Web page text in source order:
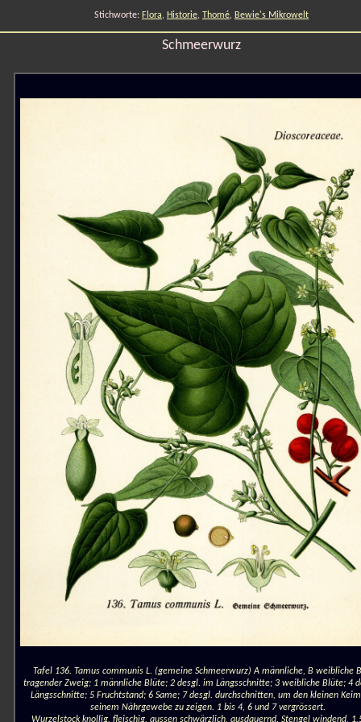
Stichworte: Flora, Historie, Thomé, Bewie's Mikrowelt
Schmeerwurz
Tafel 136. Tamus communis L. (gemeine Schmeerwurz) A männliche, B weibliche
tragender Zweig; 1 männliche Blüte; 2 desgl. im Längsschnitte; 3 weibliche Blüte; 4
Längsschnitte; 5 Fruchtstand; 6 Same; 7 desgl. durchschnitten, um den kleinen
seinem Nährgewebe zu zeigen. 1 bis 4, 6 und 7 vergrössert.
Wurzelstock knollig, fleischig, aussen schwärzlich, ausdauernd. Stengel windend,